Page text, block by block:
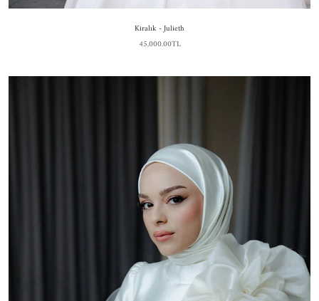
Kiralık - Julieth
45,000.00TL